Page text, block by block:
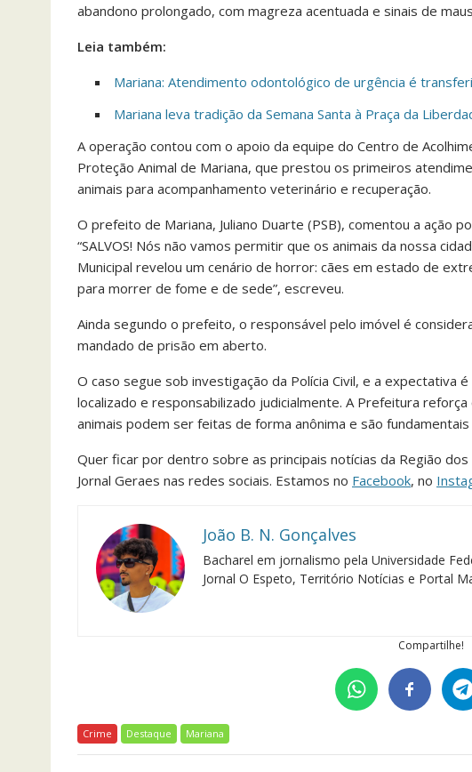
abandono prolongado, com magreza acentuada e sinais de
Leia também:
Mariana: Atendimento odontológico de urgência é
Mariana leva tradição da Semana Santa à Praça da
A operação contou com o apoio da equipe do Centro de
Proteção Animal de Mariana, que prestou os primeiros
animais para acompanhamento veterinário e recuperação.
O prefeito de Mariana, Juliano Duarte (PSB), comentou a ação
“SALVOS! Nós não vamos permitir que os animais da nossa
Municipal revelou um cenário de horror: cães em estado de
para morrer de fome e de sede”, escreveu.
Ainda segundo o prefeito, o responsável pelo imóvel é
mandado de prisão em aberto.
O caso segue sob investigação da Polícia Civil, e a expectativa
localizado e responsabilizado judicialmente. A Prefeitura
animais podem ser feitas de forma anônima e são
Quer ficar por dentro sobre as principais notícias da Região
Jornal Geraes nas redes sociais. Estamos no Facebook, no
João B. N. Gonçalves
Bacharel em jornalismo pela Universidade
Jornal O Espeto, Território Notícias e Portal
Compartilhe!
Crime Destaque Mariana